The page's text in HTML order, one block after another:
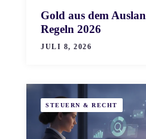
Gold aus dem
Regeln 2026
JULI 8, 2026
STEUERN & RECHT